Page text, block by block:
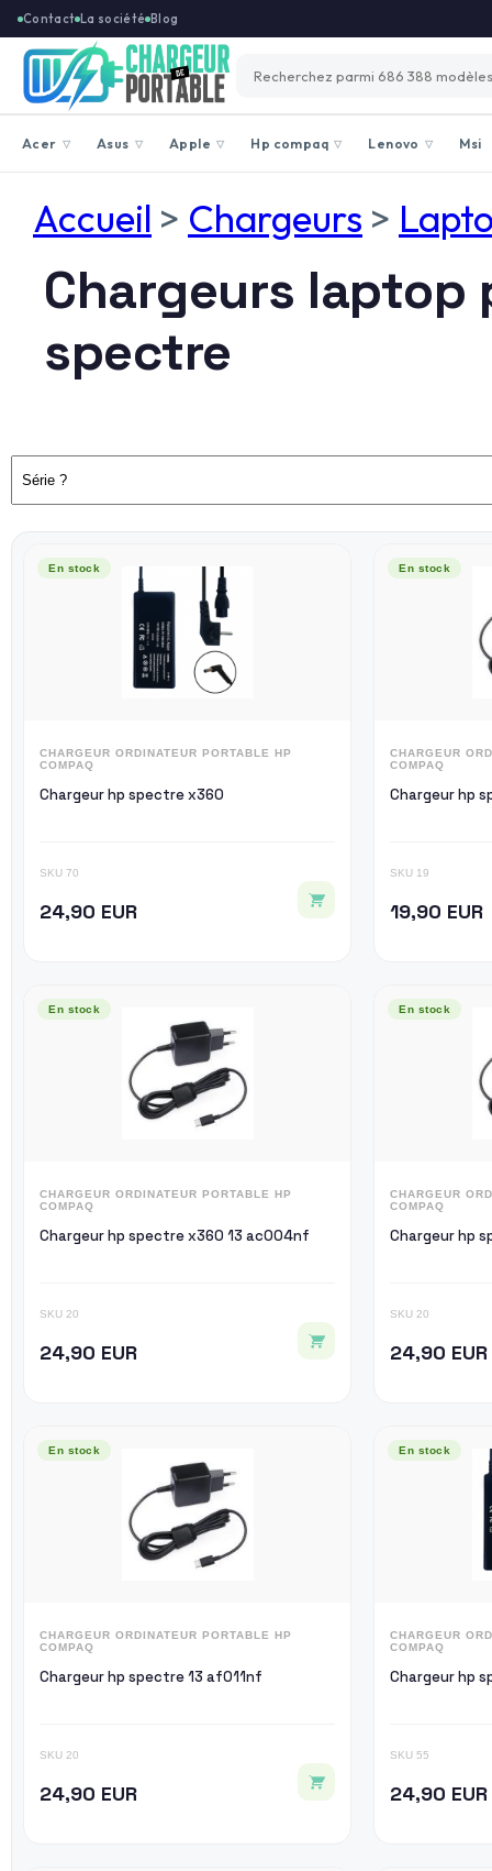
Contact La société Blog
Acer ▽ Asus ▽ Apple ▽ Hp compaq ▽ Lenovo ▽ Msi
Accueil > Chargeurs >
Chargeurs laptop
spectre
En stock
CHARGEUR ORDINATEUR PORTABLE HP
COMPAQ
Chargeur hp spectre x360
SKU 70
24,90 EUR
En stock
CHARGEUR
COMPAQ
SKU 19
19,90 EUR
En stock
CHARGEUR ORDINATEUR PORTABLE HP
COMPAQ
Chargeur hp spectre x360 13 ac004nf
SKU 20
24,90 EUR
En stock
CHARGEUR
COMPAQ
SKU 20
24,90 EUR
En stock
CHARGEUR ORDINATEUR PORTABLE HP
COMPAQ
Chargeur hp spectre 13 af011nf
SKU 20
24,90 EUR
En stock
CHARGEUR
COMPAQ
SKU 55
24,90 EUR